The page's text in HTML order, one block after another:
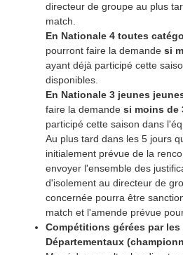
directeur de groupe au plus
match.
En Nationale 4 toutes
pourront faire la demande si
ayant déjà participé cette
disponibles.
En Nationale 3 jeunes
faire la demande si moins de
participé cette saison dans
Au plus tard dans les 5 jours
initialement prévue de la
envoyer l'ensemble des
d'isolement au directeur de
concernée pourra être
match et l'amende prévue
Compétitions gérées par les
Départementaux